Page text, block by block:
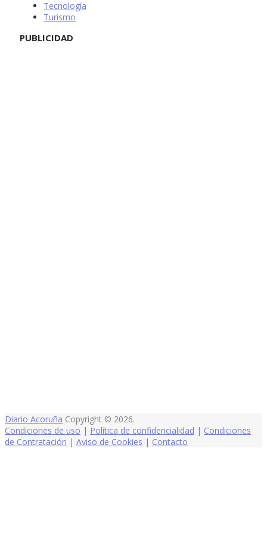
Tecnología
Turismo
PUBLICIDAD
Diario Acoruña Copyright © 2026.
Condiciones de uso | Política de confidencialidad | Condiciones
de Contratación | Aviso de Cookies | Contacto